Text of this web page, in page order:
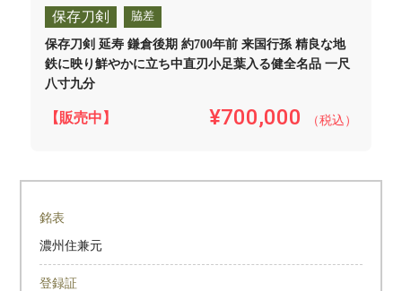
保存刀剣 脇差
保存刀剣 延寿 鎌倉後期 約700年前 来国行孫 精良な地
鉄に映り鮮やかに立ち中直刃小足葉入る健全名品 一尺
八寸九分
【販売中】 ¥700,000 （税込）
銘表
濃州住兼元
登録証